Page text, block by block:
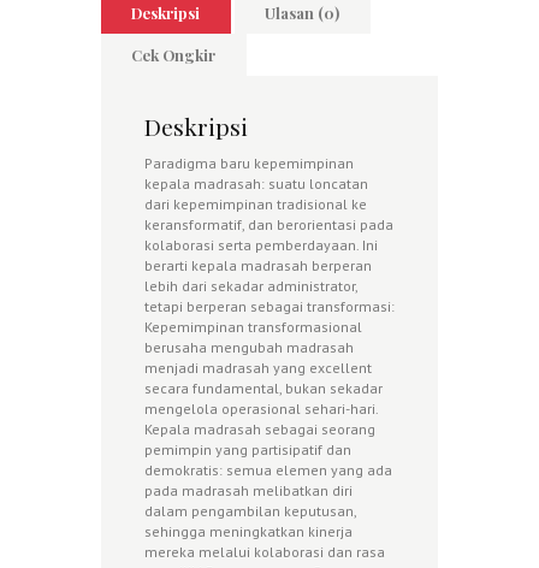
Deskripsi Ulasan (0)
Cek Ongkir
Deskripsi
Paradigma baru kepemimpinan
kepala madrasah: suatu loncatan
dari kepemimpinan tradisional ke
keransformatif, dan berorientasi pada
kolaborasi serta pemberdayaan. Ini
berarti kepala madrasah berperan
lebih dari sekadar administrator,
tetapi berperan sebagai transformasi:
Kepemimpinan transformasional
berusaha mengubah madrasah
menjadi madrasah yang excellent
secara fundamental, bukan sekadar
mengelola operasional sehari-hari.
Kepala madrasah sebagai seorang
pemimpin yang partisipatif dan
demokratis: semua elemen yang ada
pada madrasah melibatkan diri
dalam pengambilan keputusan,
sehingga meningkatkan kinerja
mereka melalui kolaborasi dan rasa